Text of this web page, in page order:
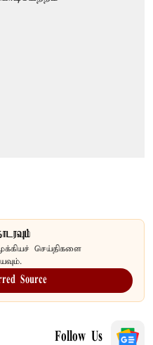
செய்திகளை
Source
Follow Us